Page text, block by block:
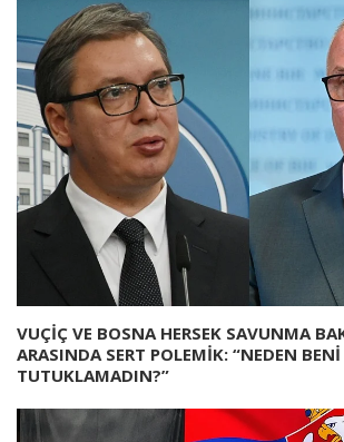
VUÇİÇ VE BOSNA HERSEK SAVUNMA
ARASINDA SERT POLEMİK: “NEDEN BENİ
TUTUKLAMADIN?”